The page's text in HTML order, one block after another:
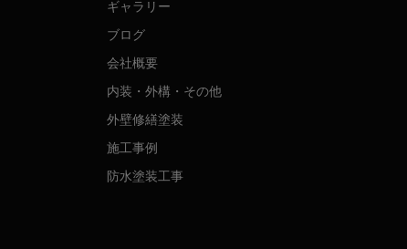
ギャラリー
ブログ
会社概要
内装・外構・その他
外壁修繕塗装
施工事例
防水塗装工事